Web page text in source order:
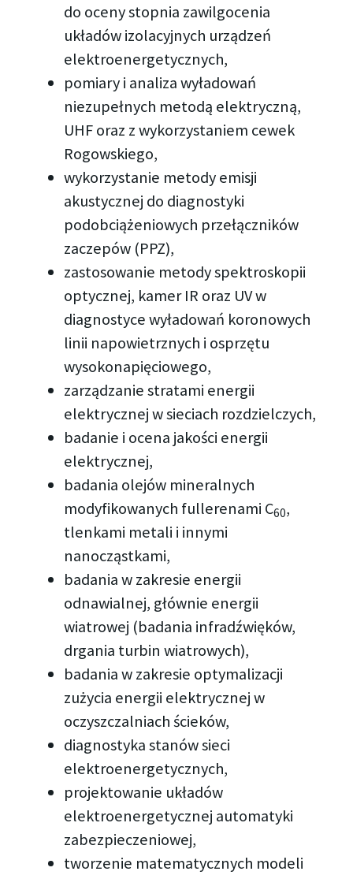
do oceny stopnia zawilgocenia
układów izolacyjnych urządzeń
elektroenergetycznych,
pomiary i analiza wyładowań
niezupełnych metodą elektryczną,
UHF oraz z wykorzystaniem cewek
Rogowskiego,
wykorzystanie metody emisji
akustycznej do diagnostyki
podobciążeniowych przełączników
zaczepów (PPZ),
zastosowanie metody spektroskopii
optycznej, kamer IR oraz UV w
diagnostyce wyładowań koronowych
linii napowietrznych i osprzętu
wysokonapięciowego,
zarządzanie stratami energii
elektrycznej w sieciach rozdzielczych,
badanie i ocena jakości energii
elektrycznej,
badania olejów mineralnych
modyfikowanych fullerenami C60,
tlenkami metali i innymi
nanocząstkami,
badania w zakresie energii
odnawialnej, głównie energii
wiatrowej (badania infradźwięków,
drgania turbin wiatrowych),
badania w zakresie optymalizacji
zużycia energii elektrycznej w
oczyszczalniach ścieków,
diagnostyka stanów sieci
elektroenergetycznych,
projektowanie układów
elektroenergetycznej automatyki
zabezpieczeniowej,
tworzenie matematycznych modeli